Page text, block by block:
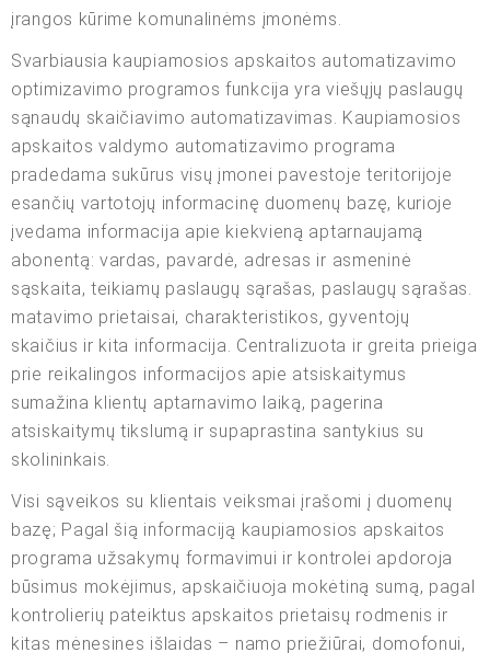
įrangos kūrime komunalinėms įmonėms.
Svarbiausia kaupiamosios apskaitos automatizavimo
optimizavimo programos funkcija yra viešųjų paslaugų
sąnaudų skaičiavimo automatizavimas. Kaupiamosios
apskaitos valdymo automatizavimo programa
pradedama sukūrus visų įmonei pavestoje teritorijoje
esančių vartotojų informacinę duomenų bazę, kurioje
įvedama informacija apie kiekvieną aptarnaujamą
abonentą: vardas, pavardė, adresas ir asmeninė
sąskaita, teikiamų paslaugų sąrašas, paslaugų sąrašas.
matavimo prietaisai, charakteristikos, gyventojų
skaičius ir kita informacija. Centralizuota ir greita prieiga
prie reikalingos informacijos apie atsiskaitymus
sumažina klientų aptarnavimo laiką, pagerina
atsiskaitymų tikslumą ir supaprastina santykius su
skolininkais.
Visi sąveikos su klientais veiksmai įrašomi į duomenų
bazę; Pagal šią informaciją kaupiamosios apskaitos
programa užsakymų formavimui ir kontrolei apdoroja
būsimus mokėjimus, apskaičiuoja mokėtiną sumą, pagal
kontrolierių pateiktus apskaitos prietaisų rodmenis ir
kitas mėnesines išlaidas – namo priežiūrai, domofonui,